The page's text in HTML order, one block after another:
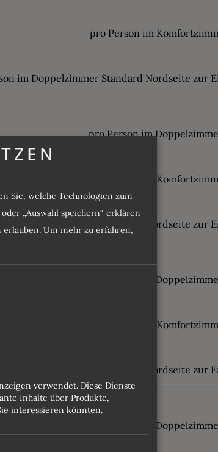
pro Person im
im Doppelzimmer Standard Nordseite zur
pro Person im
pro Person im
im Doppelzimmer Standard Nordseite zur
pro Person im
pro Person im
im Doppelzimmer Standard Nordseite zur
für 2 Personen im
Sie, welche Technologien zum
„Auswahl speichern“ erklären
erlauben. Um mehr zu erfahren,
verwendet. Diese Dienste
Inhalte über Produkte,
interessieren könnten.